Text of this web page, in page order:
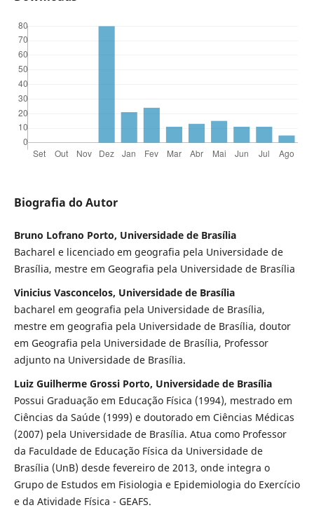
Biografia do Autor
Bruno Lofrano Porto, Universidade de Brasília
Bacharel e licenciado em geografia pela Universidade de
Brasília, mestre em Geografia pela Universidade de Brasília
Vinicius Vasconcelos, Universidade de Brasília
bacharel em geografia pela Universidade de Brasília,
mestre em geografia pela Universidade de Brasília, doutor
em Geografia pela Universidade de Brasília, Professor
adjunto na Universidade de Brasília.
Luiz Guilherme Grossi Porto, Universidade de Brasília
Possui Graduação em Educação Física (1994), mestrado em
Ciências da Saúde (1999) e doutorado em Ciências Médicas
(2007) pela Universidade de Brasília. Atua como Professor
da Faculdade de Educação Física da Universidade de
Brasília (UnB) desde fevereiro de 2013, onde integra o
Grupo de Estudos em Fisiologia e Epidemiologia do Exercício
e da Atividade Física - GEAFS.